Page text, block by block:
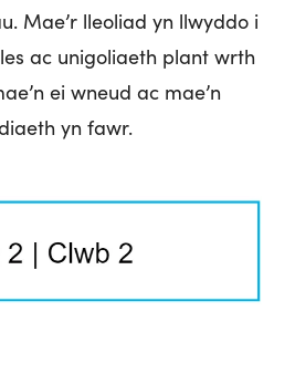
Mae’r lleoliad yn llwyddo i
ac unigoliaeth plant wrth
ei wneud ac mae’n
yn fawr.